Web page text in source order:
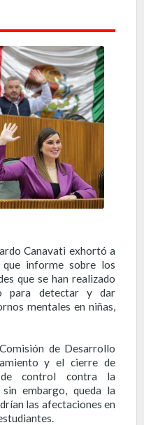
Canavati exhortó a
que informe sobre los
que se han realizado
para detectar y dar
mentales en niñas,
de Desarrollo
y el cierre de
control contra la
embargo, queda la
las afectaciones en